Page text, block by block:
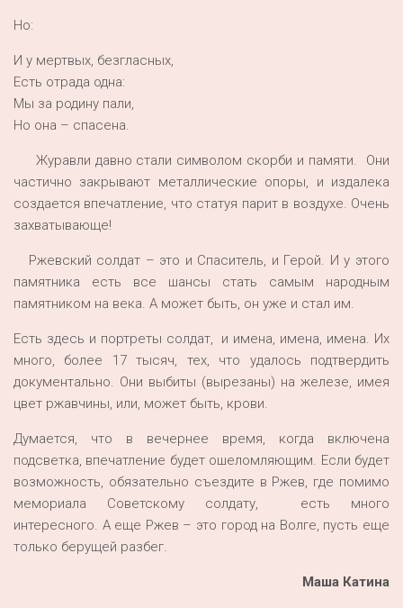
Но:
И у мертвых, безгласных,
Есть отрада одна:
Мы за родину пали,
Но она – спасена.
Журавли давно стали символом скорби и памяти. Они
частично закрывают металлические опоры, и издалека
создается впечатление, что статуя парит в воздухе. Очень
захватывающе!
Ржевский солдат – это и Спаситель, и Герой. И у этого
памятника есть все шансы стать самым народным
памятником на века. А может быть, он уже и стал им.
Есть здесь и портреты солдат, и имена, имена, имена. Их
много, более 17 тысяч, тех, что удалось подтвердить
документально. Они выбиты (вырезаны) на железе, имея
цвет ржавчины, или, может быть, крови.
Думается, что в вечернее время, когда включена
подсветка, впечатление будет ошеломляющим. Если будет
возможность, обязательно съездите в Ржев, где помимо
мемориала Советскому солдату, есть много
интересного. А еще Ржев – это город на Волге, пусть еще
только берущей разбег.
Маша Катина